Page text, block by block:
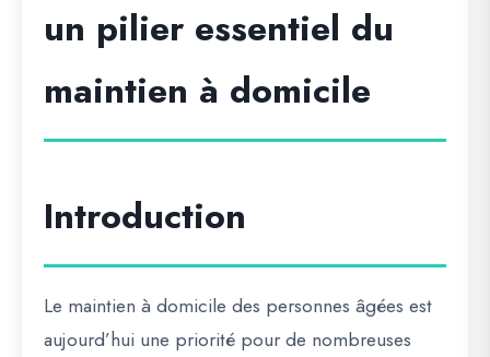
un pilier essentiel du
maintien à domicile
Introduction
Le maintien à domicile des personnes âgées est
aujourd’hui une priorité pour de nombreuses